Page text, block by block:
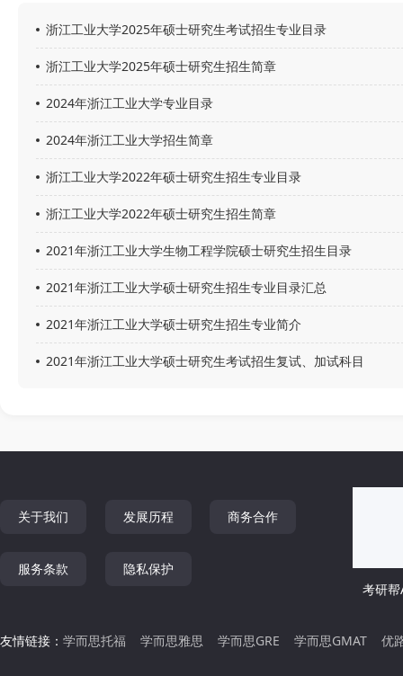
环境学院 经济学院
计算机科学与技术学院(软件学院)
教育学院(职业技术教育学院) 数学科学学院
能源与碳中和科教融合学院 地理信息学院
浙江工业大学2025年硕士研究生考试招生专业目录
浙江工业大学2025年硕士研究生招生简章
2024年浙江工业大学专业目录
2024年浙江工业大学招生简章
浙江工业大学2022年硕士研究生招生专业目录
浙江工业大学2022年硕士研究生招生简章
2021年浙江工业大学生物工程学院硕士研究生招生目录
2021年浙江工业大学硕士研究生招生专业目录汇总
2021年浙江工业大学硕士研究生招生专业简介
2021年浙江工业大学硕士研究生考试招生复试、加试科目
关于我们 发展历程 商务合作
服务条款
隐私保护
考研帮
友情链接： 学而思托福 学而思雅思 学而思GRE 学而思GMAT 优